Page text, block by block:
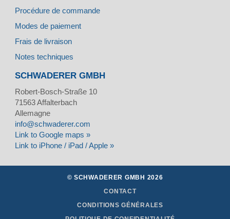
Procédure de commande
Modes de paiement
Frais de livraison
Notes techniques
SCHWADERER GMBH
Robert-Bosch-Straße 10
71563Affalterbach
Allemagne
info@schwaderer.com
Link to Google maps »
Link to iPhone / iPad / Apple »
© SCHWADERER GMBH 2026
CONTACT
CONDITIONS GÉNÉRALES